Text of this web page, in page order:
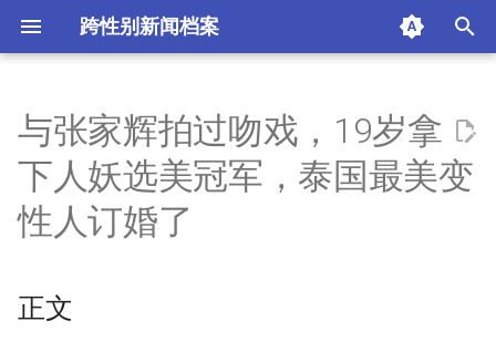
跨性别新闻档案
正文
摘要与附加信息
与张家辉拍过吻戏，19岁拿
下人妖选美冠军，泰国最美变
性人订婚了
正文